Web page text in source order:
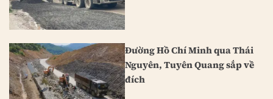
Đường Hồ Chí Minh qua Thái
Nguyên, Tuyên Quang sắp về
đích